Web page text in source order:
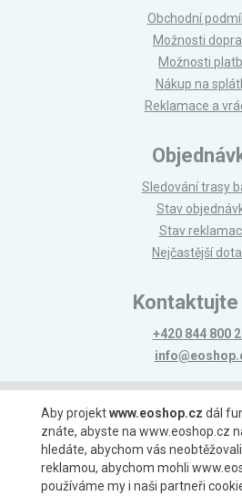
Obchodní
Možnosti
Možnosti
Nákup na
Reklamace a
Sledování trasy
Stav
Stav
Nejčastější
Kontaktujte
+420 844 800
Možnosti
Aby projektwww.eoshop.cz dál
znáte, abyste na www.eoshop.cz
hledáte, abychom vás
reklamou, abychom mohli
používáme my i naši partneři